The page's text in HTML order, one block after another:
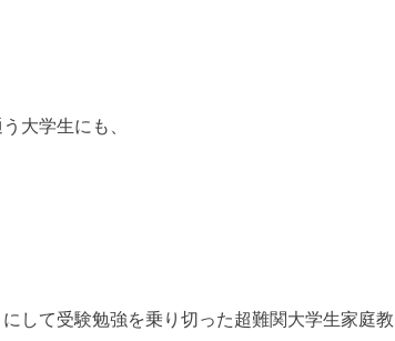
大学生にも、
して受験勉強を乗り切った超難関大学生家庭教